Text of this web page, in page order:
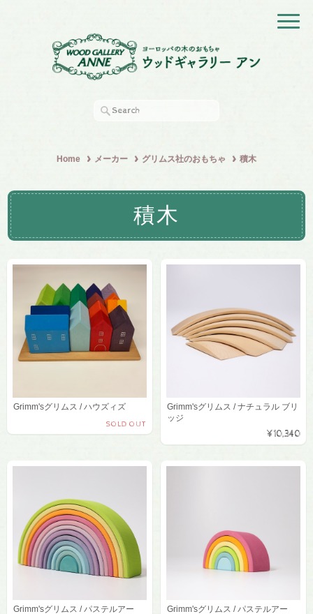
Home メーカー グリムス社のおもちゃ 積木
積木
Grimm'sグリムス / ハウズィズ
SOLD OUT
Grimm'sグリムス / ナチュラル ブリ
ッジ
¥10,340
Grimm'sグリムス / パステルアー
Grimm'sグリムス / パステルアー